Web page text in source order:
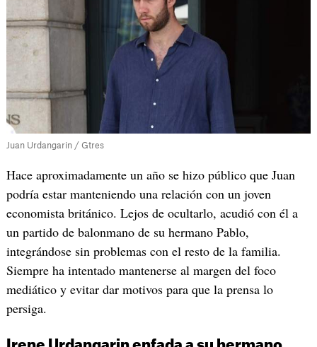
Juan Urdangarin / Gtres
Hace aproximadamente un año se hizo público que Juan
podría estar manteniendo una relación con un joven
economista británico. Lejos de ocultarlo, acudió con él a
un partido de balonmano de su hermano Pablo,
integrándose sin problemas con el resto de la familia.
Siempre ha intentado mantenerse al margen del foco
mediático y evitar dar motivos para que la prensa lo
persiga.